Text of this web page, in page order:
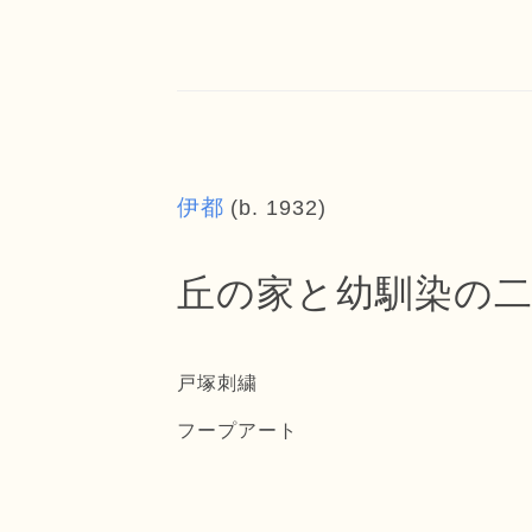
伊都 (b. 1932)
丘の家と幼馴染の
戸塚刺繍
フープアート